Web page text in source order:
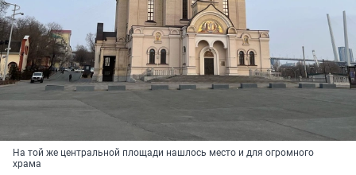
На той же центральной площади нашлось место и для огромного
храма